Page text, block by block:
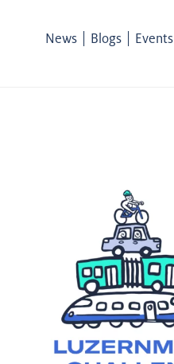
News Blogs Events